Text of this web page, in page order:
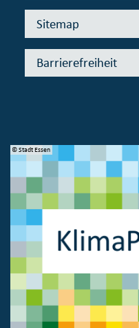
Sitemap
Barrierefreiheit
© Stadt Essen